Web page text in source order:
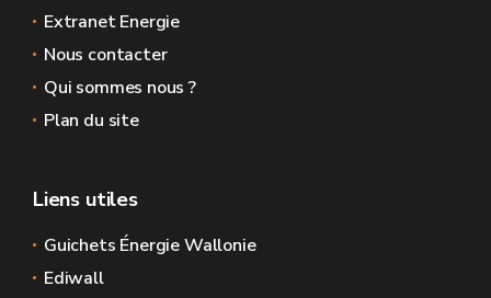
Extranet Energie
Nous contacter
Qui sommes nous ?
Plan du site
Liens utiles
Guichets Énergie Wallonie
Ediwall